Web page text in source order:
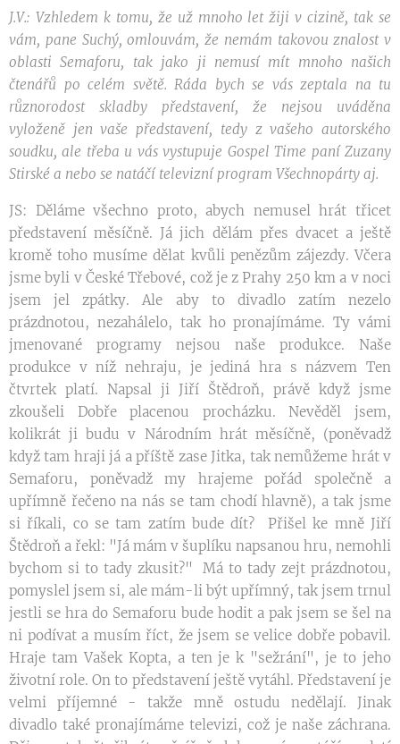
J.V.: Vzhledem k tomu, že už mnoho let žiji v cizině, tak se
vám, pane Suchý, omlouvám, že nemám takovou znalost v
oblasti Semaforu, tak jako ji nemusí mít mnoho našich
čtenářů po celém světě. Ráda bych se vás zeptala na tu
různorodost skladby představení, že nejsou uváděna
vyloženě jen vaše představení, tedy z vašeho autorského
soudku, ale třeba u vás vystupuje Gospel Time paní Zuzany
Stirské a nebo se natáčí televizní program Všechnopárty aj.
JS: Děláme všechno proto, abych nemusel hrát třicet
představení měsíčně. Já jich dělám přes dvacet a ještě
kromě toho musíme dělat kvůli penězům zájezdy. Včera
jsme byli v České Třebové, což je z Prahy 250 km a v noci
jsem jel zpátky. Ale aby to divadlo zatím nezelo
prázdnotou, nezahálelo, tak ho pronajímáme. Ty vámi
jmenované programy nejsou naše produkce. Naše
produkce v níž nehraju, je jediná hra s názvem Ten
čtvrtek platí. Napsal ji Jiří Štědroň, právě když jsme
zkoušeli Dobře placenou procházku. Nevěděl jsem,
kolikrát ji budu v Národním hrát měsíčně, (poněvadž
když tam hraji já a příště zase Jitka, tak nemůžeme hrát v
Semaforu, poněvadž my hrajeme pořád společně a
upřímně řečeno na nás se tam chodí hlavně), a tak jsme
si říkali, co se tam zatím bude dít? Přišel ke mně Jiří
Štědroň a řekl: "Já mám v šuplíku napsanou hru, nemohli
bychom si to tady zkusit?" Má to tady zejt prázdnotou,
pomyslel jsem si, ale mám-li být upřímný, tak jsem trnul
jestli se hra do Semaforu bude hodit a pak jsem se šel na
ni podívat a musím říct, že jsem se velice dobře pobavil.
Hraje tam Vašek Kopta, a ten je k "sežrání", je to jeho
životní role. On to představení ještě vytáhl. Představení je
velmi příjemné - takže mně ostudu nedělají. Jinak
divadlo také pronajímáme televizi, což je naše záchrana.